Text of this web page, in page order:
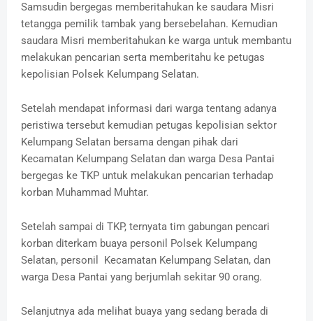
Samsudin bergegas memberitahukan ke saudara Misri
tetangga pemilik tambak yang bersebelahan. Kemudian
saudara Misri memberitahukan ke warga untuk membantu
melakukan pencarian serta memberitahu ke petugas
kepolisian Polsek Kelumpang Selatan.
Setelah mendapat informasi dari warga tentang adanya
peristiwa tersebut kemudian petugas kepolisian sektor
Kelumpang Selatan bersama dengan pihak dari
Kecamatan Kelumpang Selatan dan warga Desa Pantai
bergegas ke TKP untuk melakukan pencarian terhadap
korban Muhammad Muhtar.
Setelah sampai di TKP, ternyata tim gabungan pencari
korban diterkam buaya personil Polsek Kelumpang
Selatan, personil Kecamatan Kelumpang Selatan, dan
warga Desa Pantai yang berjumlah sekitar 90 orang.
Selanjutnya ada melihat buaya yang sedang berada di